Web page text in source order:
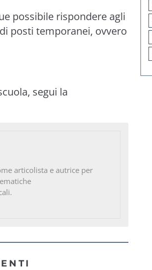
possibile rispondere agli
posti temporanei, ovvero
segui la
articolista e autrice per